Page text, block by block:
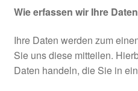
Wie erfassen wir Ihre
Ihre Daten werden zum
Sie uns diese mitteilen.
Daten handeln, die Sie in